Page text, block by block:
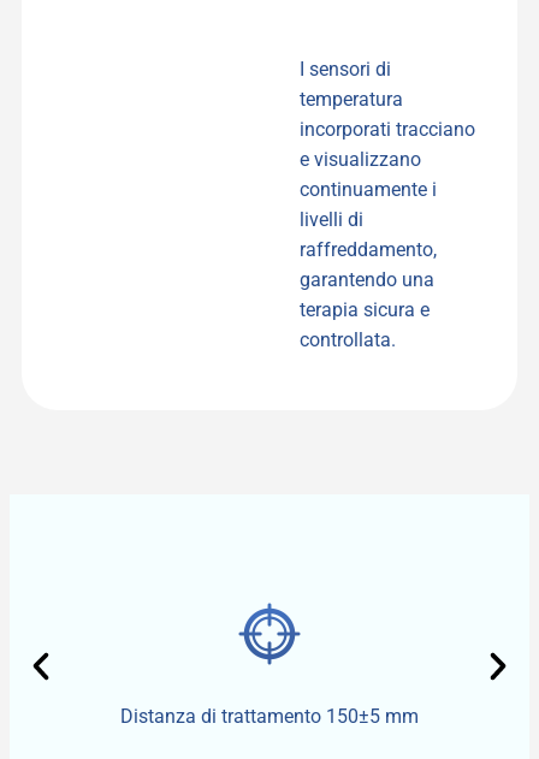
I sensori di
temperatura
incorporati tracciano
e visualizzano
continuamente i
livelli di
raffreddamento,
garantendo una
terapia sicura e
controllata.
Distanza di trattamento 150±5 mm